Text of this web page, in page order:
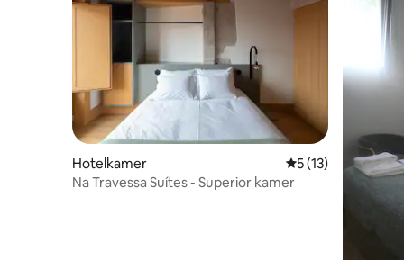
Hotelkamer Gemiddelde
5 (13)
Na Travessa Suítes - Superior kamer